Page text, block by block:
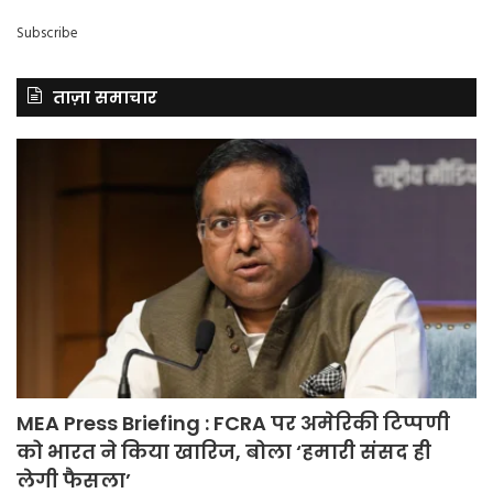
Subscribe
ताज़ा समाचार
MEA Press Briefing : FCRA पर अमेरिकी टिप्पणी
को भारत ने किया खारिज, बोला ‘हमारी संसद ही
लेगी फैसला’